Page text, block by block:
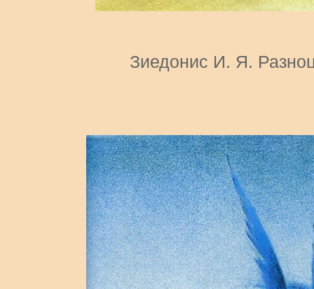
Зиедонис И. Я.